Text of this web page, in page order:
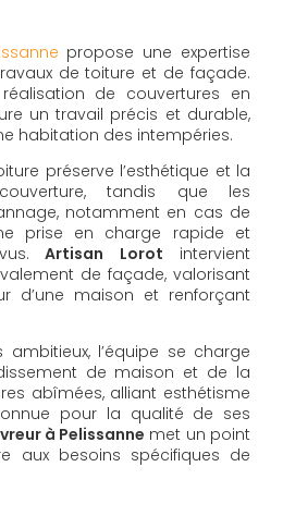
propose une expertise
de toiture et de façade.
de couvertures en
un travail précis et durable,
habitation des intempéries.
préserve l’esthétique et la
tandis que les
notamment en cas de
prise en charge rapide et
Artisan Lorot intervient
de façade, valorisant
d’une maison et renforçant
l’équipe se charge
de maison et de la
abîmées, alliant esthétisme
pour la qualité de ses
à Pelissanne met un point
aux besoins spécifiques de